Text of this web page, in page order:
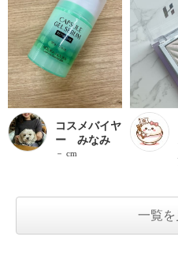
コスメバイヤ
ー みなみ
－ cm
一覧を